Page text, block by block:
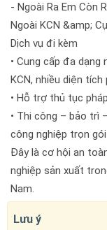
- Ngoài Ra Em Còn
Ngoài KCN &amp;
Dịch vụ đi kèm
• Cung cấp đa
KCN, nhiều diện
• Hỗ trợ thủ tục
• Thi công – bảo trì
công nghiệp trọn gói
Đây là cơ hội an
nghiệp sản xuất
Nam.
Lưu ý